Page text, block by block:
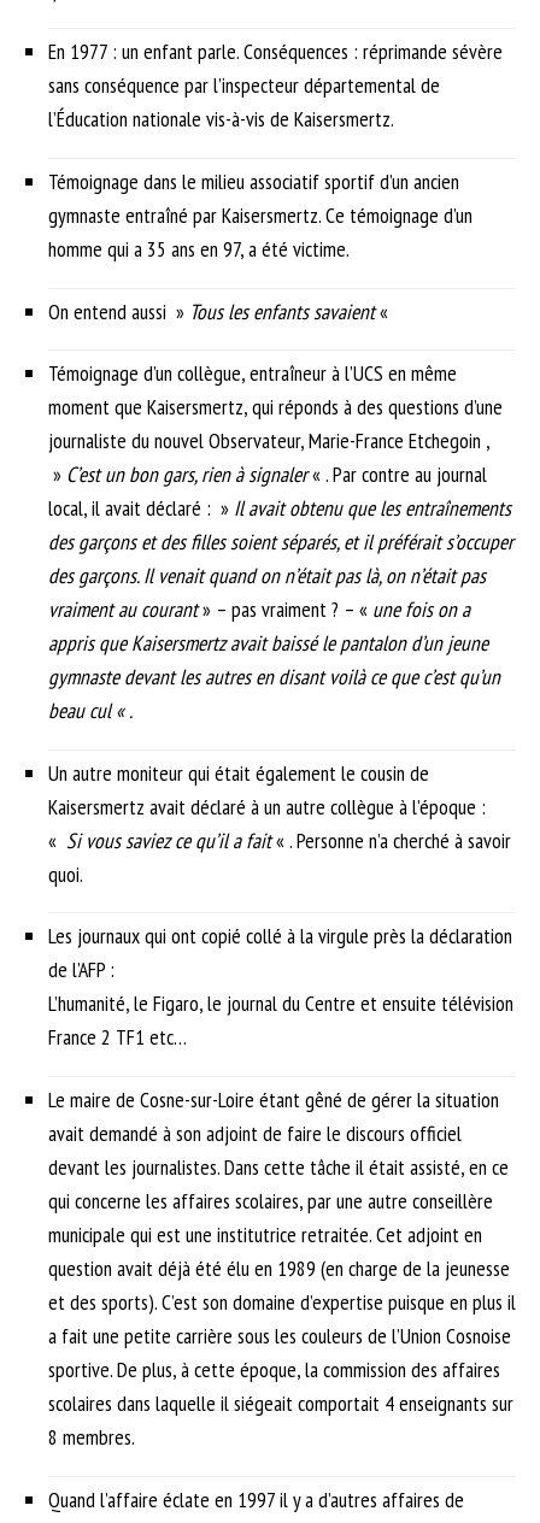
En 1977 : un enfant parle. Conséquences : réprimande sévère
sans conséquence par l’inspecteur départemental de
l’Éducation nationale vis-à-vis de Kaisersmertz.
Témoignage dans le milieu associatif sportif d’un ancien
gymnaste entraîné par Kaisersmertz. Ce témoignage d’un
homme qui a 35 ans en 97, a été victime.
On entend aussi » Tous les enfants savaient«
Témoignage d’un collègue, entraîneur à l’UCS en même
moment que Kaisersmertz, qui réponds à des questions d’une
journaliste du nouvel Observateur, Marie-France Etchegoin ,
» C’est un bon gars, rien à signaler« . Par contre au journal
local, il avait déclaré : » Il avait obtenu que les entraînements
des garçons et des filles soient séparés, et il préférait s’occuper
des garçons. Il venait quand on n’était pas là, on n’était pas
vraiment au courant» – pas vraiment ? – « une fois on a
appris que Kaisersmertz avait baissé le pantalon d’un jeune
gymnaste devant les autres en disant voilà ce que c’est qu’un
beau cul « .
Un autre moniteur qui était également le cousin de
Kaisersmertz avait déclaré à un autre collègue à l’époque :
« Si vous saviez ce qu’il a fait« . Personne n’a cherché à savoir
quoi.
Les journaux qui ont copié collé à la virgule près la déclaration
de l’AFP :
L’humanité, le Figaro, le journal du Centre et ensuite télévision
France 2 TF1 etc…
Le maire de Cosne-sur-Loire étant gêné de gérer la situation
avait demandé à son adjoint de faire le discours officiel
devant les journalistes. Dans cette tâche il était assisté, en ce
qui concerne les affaires scolaires, par une autre conseillère
municipale qui est une institutrice retraitée. Cet adjoint en
question avait déjà été élu en 1989 (en charge de la jeunesse
et des sports). C’est son domaine d’expertise puisque en plus il
a fait une petite carrière sous les couleurs de l’Union Cosnoise
sportive. De plus, à cette époque, la commission des affaires
scolaires dans laquelle il siégeait comportait 4 enseignants sur
8 membres.
Quand l’affaire éclate en 1997 il y a d’autres affaires de